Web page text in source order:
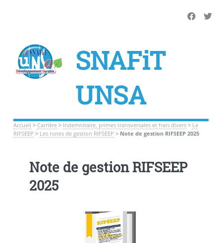
SNAFiT
UNSA
Accueil > Carrière> Indemnitaire, primes transversales et frais divers> Le
RIFSEEP > Les notes de gestion RIFSEEP > Note de gestion RIFSEEP 2025
Note de gestion RIFSEEP
2025